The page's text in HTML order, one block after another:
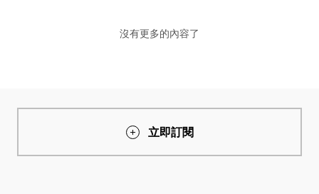
沒有更多的內容了
立即訂閱